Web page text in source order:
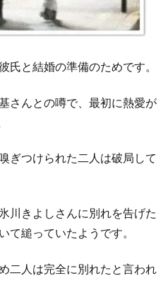
氏と結婚の準備のためです。
さんとの噂で、最初に熱愛が
ぎつけられた二人は破局して
川きよしさんに別れを告げた
て縋っていたようです。
二人は完全に別れたと言われ